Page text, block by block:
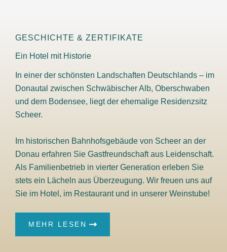
GESCHICHTE & ZERTIFIKATE
Ein Hotel mit Historie
In einer der schönsten Landschaften Deutschlands – im
Donautal zwischen Schwäbischer Alb, Oberschwaben
und dem Bodensee, liegt der ehemalige Residenzsitz
Scheer.
Im historischen Bahnhofsgebäude von Scheer an der
Donau erfahren Sie Gastfreundschaft aus Leidenschaft.
Als Familienbetrieb in vierter Generation erleben Sie
stets ein Lächeln aus Überzeugung. Wir freuen uns auf
Sie im Hotel, im Restaurant und in unserer Weinstube!
MEHR LESEN